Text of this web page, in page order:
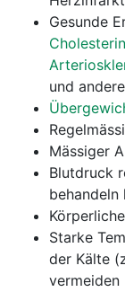
Gesunde
Cholesterin
und
Mässiger
Blutdruck
behandeln
Starke
der Kälte
vermeiden